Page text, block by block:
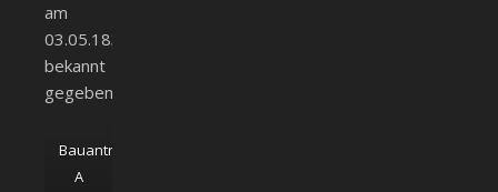
am
03.05.1834
bekannt
gegeben.
Bauantrag
A